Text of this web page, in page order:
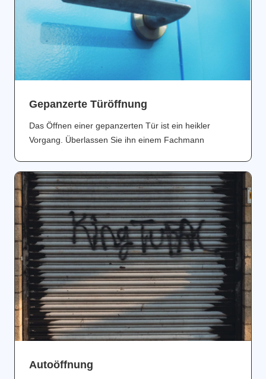
Gepanzerte Türöffnung
Das Öffnen einer gepanzerten Tür ist ein heikler
Vorgang. Überlassen Sie ihn einem Fachmann
Аutoöffnung